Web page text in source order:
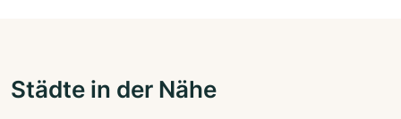
Städte in der Nähe